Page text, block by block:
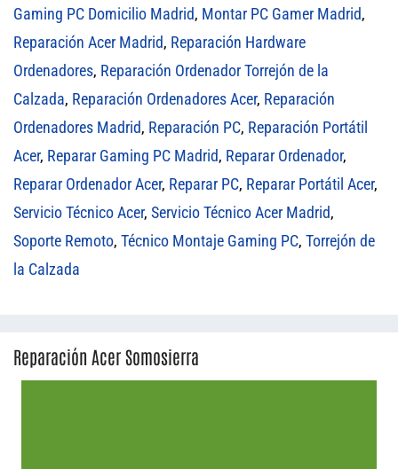
Gaming PC Domicilio Madrid, Montar PC Gamer Madrid,
Reparación Acer Madrid, Reparación Hardware
Ordenadores, Reparación Ordenador Torrejón de la
Calzada, Reparación Ordenadores Acer, Reparación
Ordenadores Madrid, Reparación PC, Reparación Portátil
Acer, Reparar Gaming PC Madrid, Reparar Ordenador,
Reparar Ordenador Acer, Reparar PC, Reparar Portátil Acer,
Servicio Técnico Acer, Servicio Técnico Acer Madrid,
Soporte Remoto, Técnico Montaje Gaming PC, Torrejón de
la Calzada
Reparación Acer Somosierra